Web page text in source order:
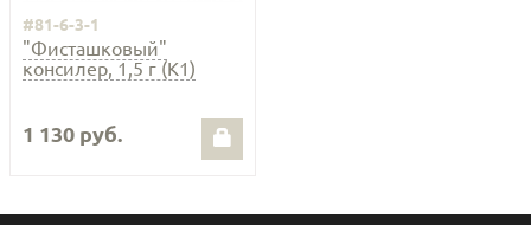
#81-6-3-1
"Фисташковый"
консилер, 1,5 г (К1)
1 130 руб.